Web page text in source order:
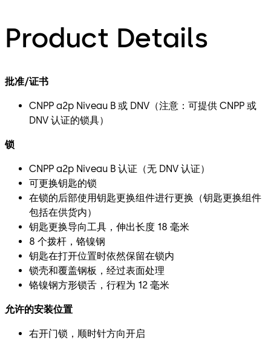
Product Details
批准/证书
CNPP a2p Niveau B 或 DNV（注意：可提供 CNPP 或
DNV 认证的锁具）
锁
CNPP a2p Niveau B 认证（无 DNV 认证）
可更换钥匙的锁
在锁的后部使用钥匙更换组件进行更换（钥匙更换组件
包括在供货内）
钥匙更换导向工具，伸出长度 18 毫米
8 个拨杆，铬镍钢
钥匙在打开位置时依然保留在锁内
锁壳和覆盖钢板，经过表面处理
铬镍钢方形锁舌，行程为 12 毫米
允许的安装位置
右开门锁，顺时针方向开启